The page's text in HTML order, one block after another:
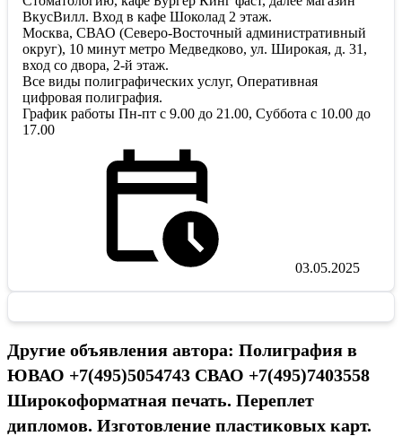
ВкусВилл. Вход в кафе Шоколад 2 этаж.
Москва, СВАО (Северо-Восточный административный
округ), 10 минут метро Медведково, ул. Широкая, д. 31,
вход со двора, 2-й этаж.
Все виды полиграфических услуг, Оперативная
цифровая полиграфия.
График работы Пн-пт с 9.00 до 21.00, Суббота с 10.00 до
17.00
03.05.2025
Другие объявления автора: Полиграфия в
ЮВАО +7(495)5054743 СВАО +7(495)7403558
Широкоформатная печать. Переплет
дипломов. Изготовление пластиковых карт.